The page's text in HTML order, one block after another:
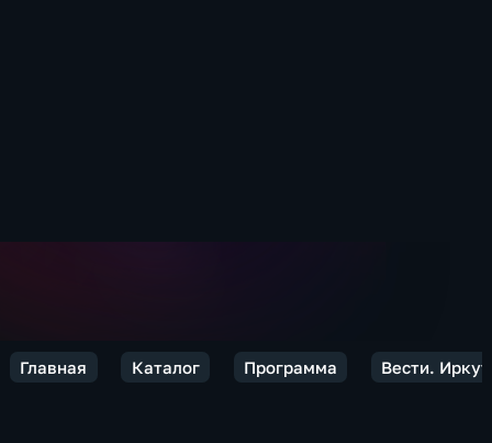
Главная Каталог Программа Вести.